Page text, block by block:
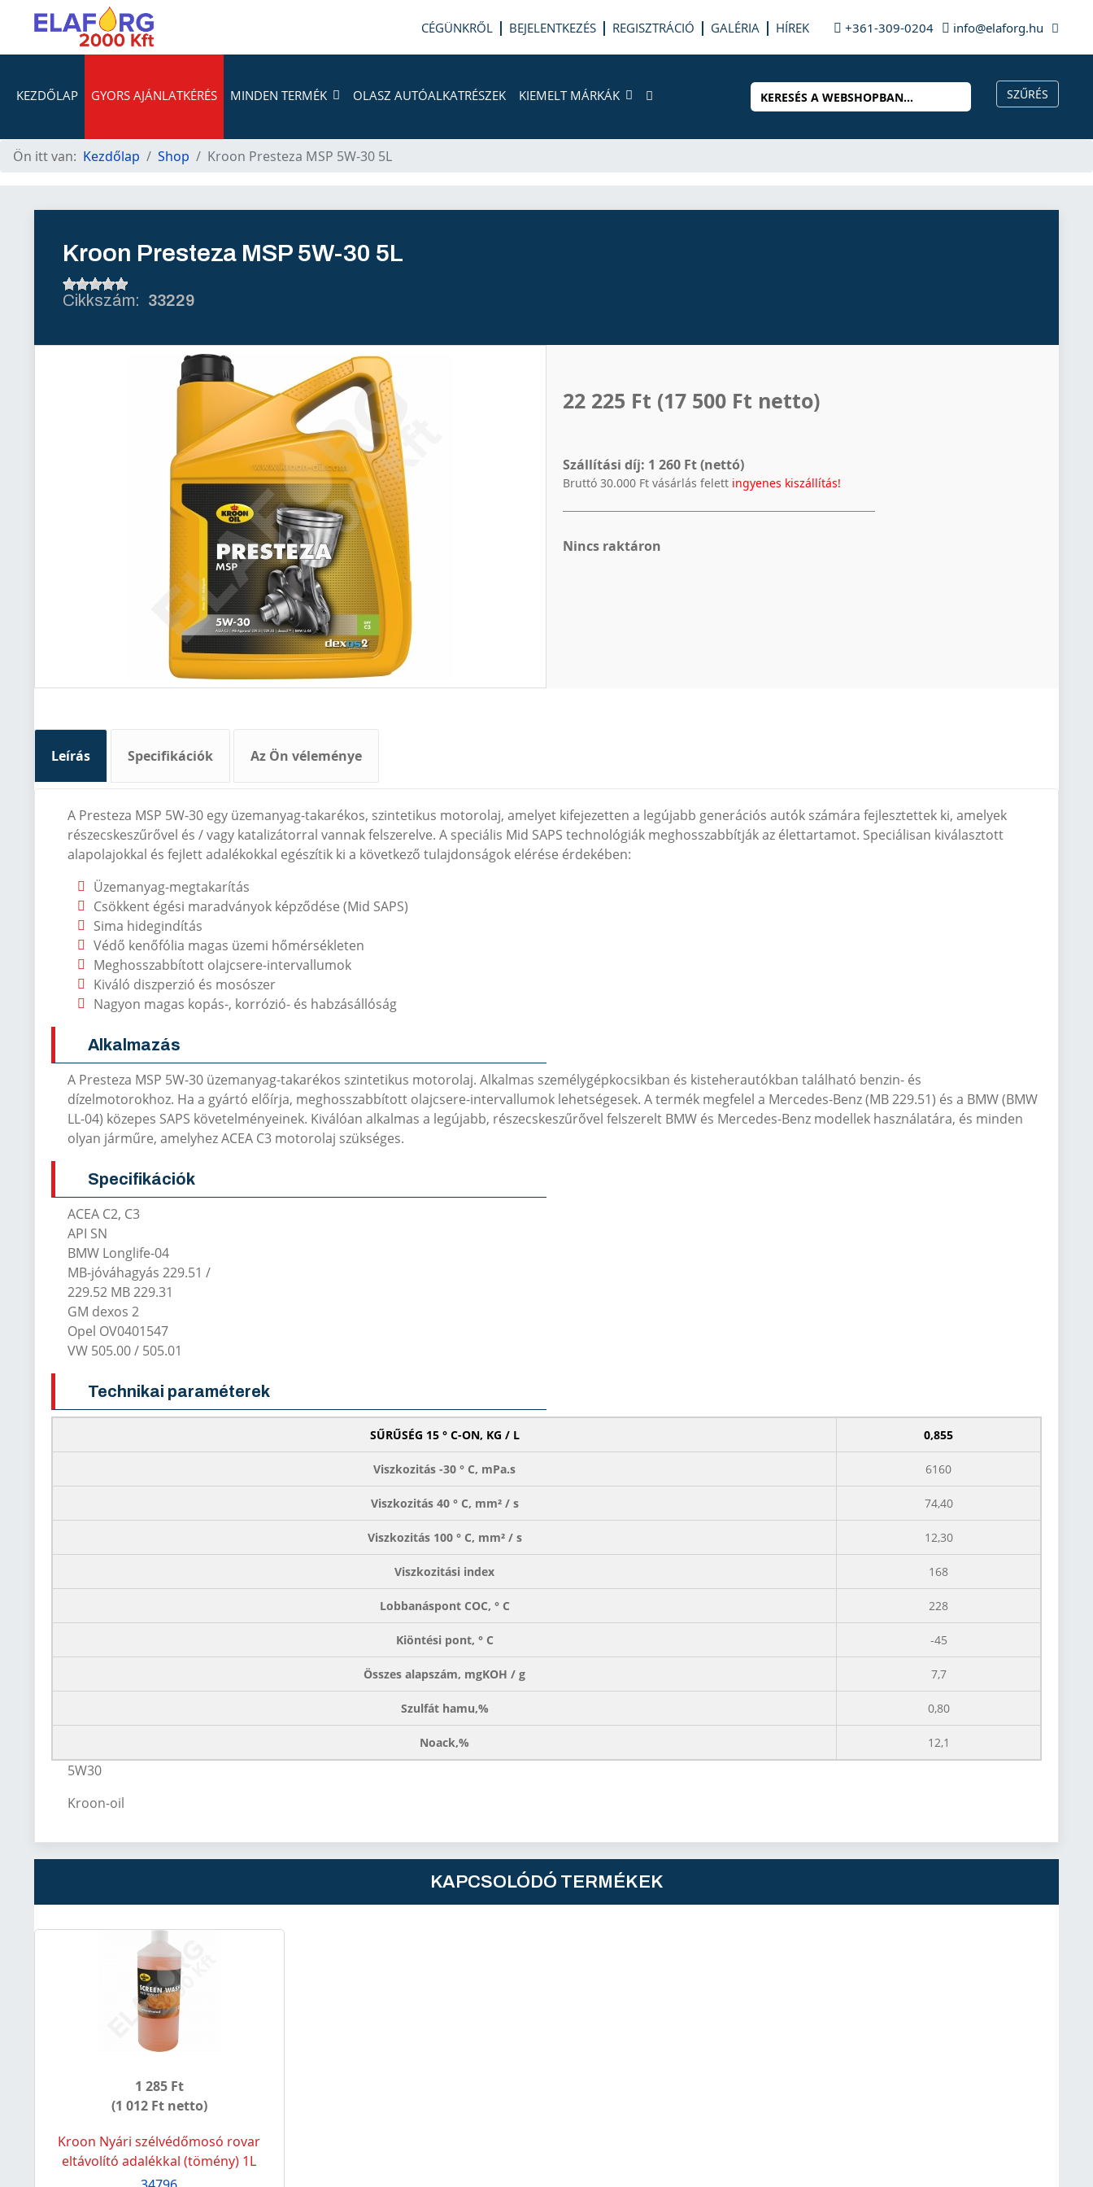
CÉGÜNKRŐL BEJELENTKEZÉS REGISZTRÁCIÓ GALÉRIA HÍREK +361-309-0204 info@elaforg.hu
KEZDŐLAP GYORS AJÁNLATKÉRÉS MINDEN TERMÉK OLASZ AUTÓALKATRÉSZEK KIEMELT MÁRKÁK
Ön itt van: Kezdőlap Shop Kroon Presteza MSP 5W-30 5L
Kroon Presteza MSP 5W-30 5L
33229
22 225 Ft (17 500 Ft netto)
Szállítási díj: 1 260 Ft (nettó)
Bruttó 30.000 Ft vásárlás felett ingyenes kiszállítás!
Nincs raktáron
Leírás Specifikációk Az Ön véleménye
A Presteza MSP 5W-30 egy üzemanyag-takarékos, szintetikus motorolaj, amelyet kifejezetten a legújabb generációs autók számára fejlesztettek ki, amelyek
részecskeszűrővel és / vagy katalizátorral vannak felszerelve. A speciális Mid SAPS technológiák meghosszabbítják az élettartamot. Speciálisan kiválasztott
alapolajokkal és fejlett adalékokkal egészítik ki a következő tulajdonságok elérése érdekében:
Üzemanyag-megtakarítás
Csökkent égési maradványok képződése (Mid SAPS)
Sima hidegindítás
Védő kenőfólia magas üzemi hőmérsékleten
Meghosszabbított olajcsere-intervallumok
Kiváló diszperzió és mosószer
Nagyon magas kopás-, korrózió- és habzásállóság
Alkalmazás
A Presteza MSP 5W-30 üzemanyag-takarékos szintetikus motorolaj. Alkalmas személygépkocsikban és kisteherautókban található benzin- és
dízelmotorokhoz. Ha a gyártó előírja, meghosszabbított olajcsere-intervallumok lehetségesek. A termék megfelel a Mercedes-Benz (MB 229.51) és a BMW (BMW
LL-04) közepes SAPS követelményeinek. Kiválóan alkalmas a legújabb, részecskeszűrővel felszerelt BMW és Mercedes-Benz modellek használatára, és minden
olyan járműre, amelyhez ACEA C3 motorolaj szükséges.
Specifikációk
ACEA C2, C3
API SN
BMW Longlife-04
MB-jóváhagyás 229.51 /
229.52 MB 229.31
GM dexos 2
Opel OV0401547
VW 505.00 / 505.01
Technikai paraméterek
SŰRŰSÉG 15 ° C-ON, KG / L 0,855
Viszkozitás -30 ° C, mPa.s 6160
Viszkozitás 40 ° C, mm² / s 74,40
Viszkozitás 100 ° C, mm² / s 12,30
Viszkozitási index 168
Lobbanáspont COC, ° C 228
Kiöntési pont, ° C -45
Összes alapszám, mgKOH / g 7,7
Szulfát hamu,% 0,80
Noack,% 12,1
5W30
Kroon-oil
KAPCSOLÓDÓ TERMÉKEK
1 285 Ft
(1 012 Ft netto)
Kroon Nyári szélvédőmosó rovar
eltávolító adalékkal (tömény) 1L